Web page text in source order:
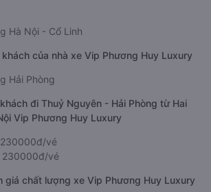
Hà Nội - Cổ Linh
của nhà xe Vip Phương Huy Luxury
Hải Phòng
đi Thuỷ Nguyên - Hải Phòng từ Hai
Vip Phương Huy Luxury
vé
230000đ/vé
giá chất lượng xe Vip Phương Huy Luxury